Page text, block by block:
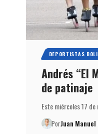
DEPORTISTAS
Andrés “El
de patinaje
Este miércoles 17 de
PorJuan